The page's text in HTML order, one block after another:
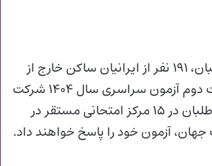
در کنار این داوطلبان، ۱۹۱ نفر از ایرانیان ساکن خارج از
کشور هم در نوبت دوم آزمون سراسری سال ۱۴۰۴ شرکت
می کنند. این داوطلبان در ۱۵ مرکز امتحانی مستقر در
آزمون خود را پاسخ خواهند داد.